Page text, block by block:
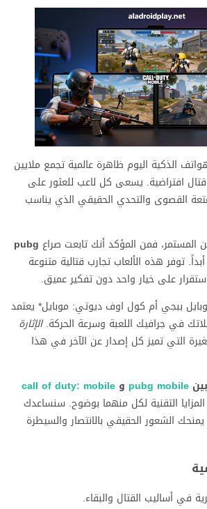
الذكية اليوم ظاهرة عالمية تجمع ملايين
افتراضية. يسعى كل لاعب للعثور على
القصوى والتحدي الحقيقي الذي يناسب
المستمر، فمن المؤكد أنك تابعت صراع pubg
توفر هذه الألعاب تجارب قتالية متنوعة
على خيار واحد دون تفكير عميق.
ببجي أم كول اوف ديوتي: موبايل* يعتمد
في جرافيك اللعبة وسرعة الحركة.الإثارة
التي تميز كل إصدار عن الآخر في هذا
pubg mobile و call of duty: mobile
التقنية لكل منهما بوضوح. سنساعدك
الشعور الحقيقي بالانتصار والسيطرة
في أساليب القتال والبقاء.